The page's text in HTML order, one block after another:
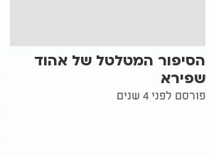
הסיפור המטלטל של אהוד
שפירא
פורסם לפני 4 שנים